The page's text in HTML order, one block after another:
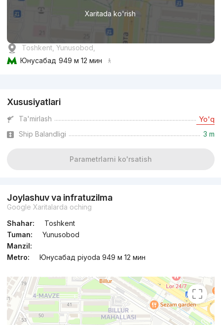
Xaritada ko'rish
Toshkent, Yunusobod,
Юнусабад 949 м 12 мин
Xususiyatlari
Ta'mirlash Yo'q
Ship Balandligi 3 m
Parametrlarni ko'rsatish
Joylashuv va infratuzilma
Google Xaritalarda oching
Shahar:
Toshkent
Tuman:
Yunusobod
Manzil:
Metro:
Юнусабад piyoda 949 м 12 мин